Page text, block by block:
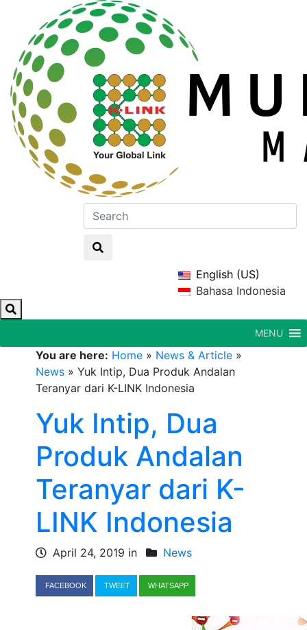
English (US)
Bahasa Indonesia
MENU
You are here: Home » News & Article »
News »Yuk Intip, Dua Produk Andalan
Teranyar dari K-LINK Indonesia
Yuk Intip, Dua
Produk Andalan
Teranyar dari K-
LINK Indonesia
April 24, 2019 in News
FACEBOOK TWEET WHATSAPP